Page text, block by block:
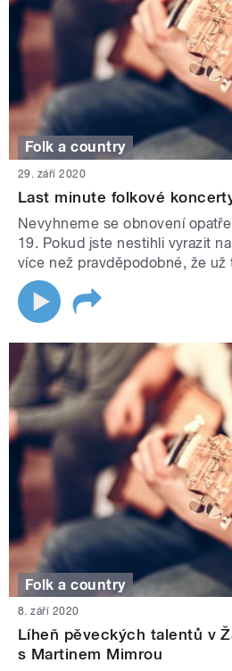
Folk a country
29. září 2020
Last minute folkové
Nevyhneme se obnovení
19. Pokud jste nestihli vyrazit
více než pravděpodobné, že už
Folk a country
8. září 2020
Líheň pěveckých talentů v
s Martinem Mimrou